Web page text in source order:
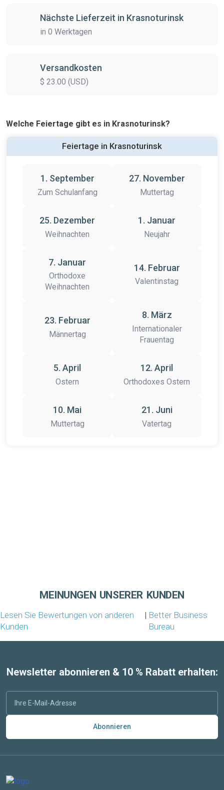
Nächste Lieferzeit in Krasnoturinsk
in 0 Werktagen
Versandkosten
$ 23.00 (USD)
Welche Feiertage gibt es in Krasnoturinsk?
Feiertage in Krasnoturinsk
1. September
Zum Schulanfang
27. November
Muttertag
25. Dezember
Weihnachten
1. Januar
Neujahr
7. Januar
Orthodoxe
Weihnachten
14. Februar
Valentinstag
23. Februar
Männertag
8. März
Internationaler
Frauentag
5. April
Ostern
12. April
Orthodoxes Ostern
10. Mai
Muttertag
21. Juni
Vatertag
MEINUNGEN UNSERER KUNDEN
Lesen Sie Bewertungen von anderen
Kunden
| Better Business
Bureau
Newsletter abonnieren & 10 % Rabatt erhalten:
Abonnieren